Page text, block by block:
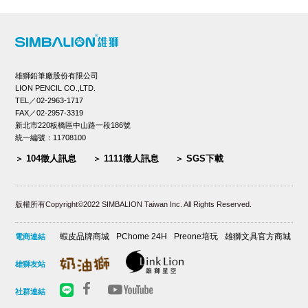
雄獅鉛筆廠股份有限公司
LION PENCIL CO.,LTD.
TEL／02-2963-1717
FAX／02-2957-3319
新北市220板橋區中山路一段186號
統一編號：11708100
104徵人訊息 1111徵人訊息 SGS下載
版權所有Copyright©2022 SIMBALION Taiwan Inc. All Rights Reserved.
電商連結 蝦皮品牌商城 PChome 24H Preone培玩 雄獅文具官方商城
雄獅友站
社群連結